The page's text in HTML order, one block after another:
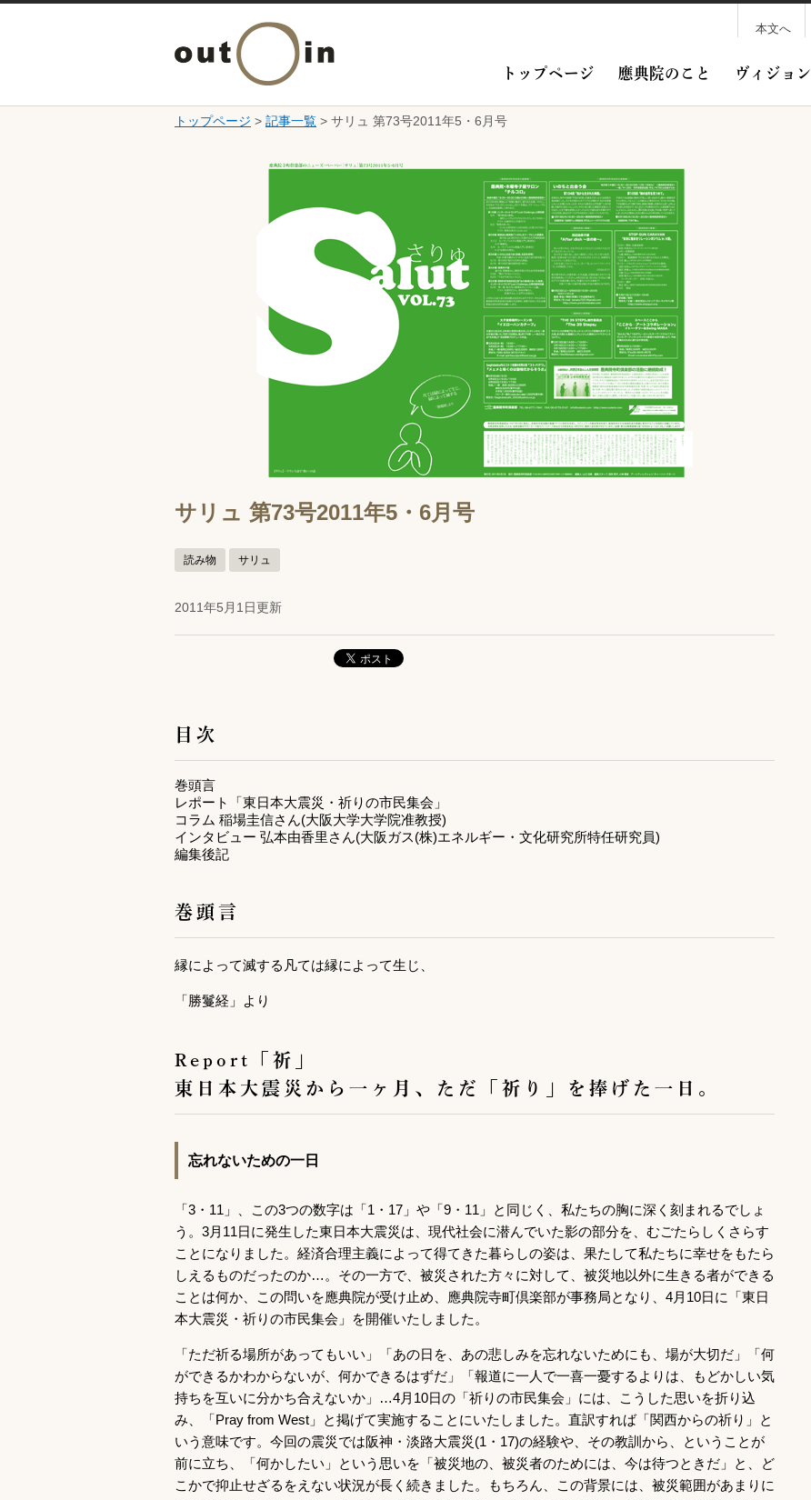
本文へ
トップページ 應典院のこと ヴィジョン
トップページ > 記事一覧 > サリュ 第73号2011年5・6月号
サリュ 第73号2011年5・6月号
読み物 サリュ
2011年5月1日更新
目次
巻頭言
レポート「東日本大震災・祈りの市民集会」
コラム 稲場圭信さん(大阪大学大学院准教授)
インタビュー 弘本由香里さん(大阪ガス(株)エネルギー・文化研究所特任研究員)
編集後記
巻頭言
縁によって滅する凡ては縁によって生じ、
「勝鬘経」より
Report「祈」
東日本大震災から一ヶ月、ただ「祈り」を捧げた一日。
忘れないための一日
「3・11」、この3つの数字は「1・17」や「9・11」と同じく、私たちの胸に深く刻まれるでしょ
う。3月11日に発生した東日本大震災は、現代社会に潜んでいた影の部分を、むごたらしくさらす
ことになりました。経済合理主義によって得てきた暮らしの姿は、果たして私たちに幸せをもたら
しえるものだったのか…。その一方で、被災された方々に対して、被災地以外に生きる者ができる
ことは何か、この問いを應典院が受け止め、應典院寺町倶楽部が事務局となり、4月10日に「東日
本大震災・祈りの市民集会」を開催いたしました。
「ただ祈る場所があってもいい」「あの日を、あの悲しみを忘れないためにも、場が大切だ」「何
ができるかわからないが、何かできるはずだ」「報道に一人で一喜一憂するよりは、もどかしい気
持ちを互いに分かち合えないか」…4月10日の「祈りの市民集会」には、こうした思いを折り込
み、「Pray from West」と掲げて実施することにいたしました。直訳すれば「関西からの祈り」と
いう意味です。今回の震災では阪神・淡路大震災(1・17)の経験や、その教訓から、ということが
前に立ち、「何かしたい」という思いを「被災地の、被災者のためには、今は待つときだ」と、ど
こかで抑止せざるをえない状況が長く続きました。もちろん、この背景には、被災範囲があまりに